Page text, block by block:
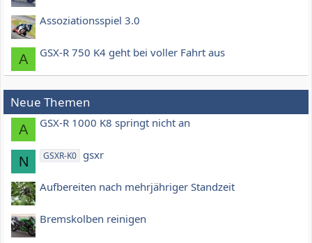
Assoziationsspiel 3.0
A GSX-R 750 K4 geht bei voller Fahrt aus
Neue Themen
A GSX-R 1000 K8 springt nicht an
N GSXR-K0 gsxr
Aufbereiten nach mehrjähriger Standzeit
Bremskolben reinigen